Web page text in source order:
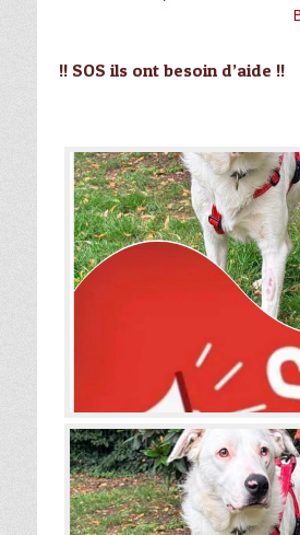
!! SOS ils ont besoin d’aide !!